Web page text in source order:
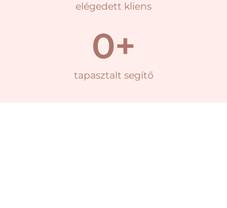
elégedett kliens
tapasztalt segítő
0+